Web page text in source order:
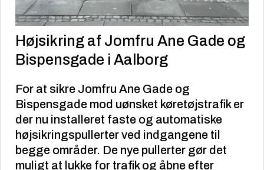
Højsikring af Jomfru Ane Gade og
Bispensgade i Aalborg
For at sikre Jomfru Ane Gade og
Bispensgade mod uønsket køretøjstrafik er
der nu installeret faste og automatiske
højsikringspullerter ved indgangene til
begge områder. De nye pullerter gør det
muligt at lukke for trafik og åbne efter